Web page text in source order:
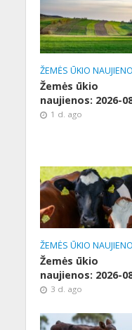
ŽEMĖS ŪKIO
Žemės ūkio
naujienos: 2026-
1 d. ago
ŽEMĖS ŪKIO
Žemės ūkio
naujienos: 2026-
3 d. ago